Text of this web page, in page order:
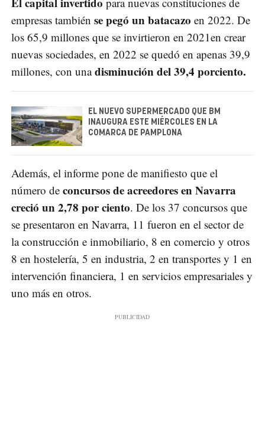
empresas también se pegó unbatacazo en 2022. De
los 65,9 millones que se invirtieron en 2021en crear
nuevas sociedades, en 2022 se quedó en apenas 39,9
millones, con unadisminución del 39,4 porciento.
EL NUEVO SUPERMERCADO QUE BM
INAUGURA ESTE MIÉRCOLES EN LA
COMARCA DE PAMPLONA
Además, el informe pone de manifiesto que el
número de concursos de acreedores en Navarra
creció un 2,78 por ciento. De los 37 concursos que
se presentaron en Navarra, 11 fueron en el sector de
la construcción e inmobiliario, 8 en comercio y otros
8 en hostelería, 5 en industria, 2 en transportes y 1 en
intervención financiera, 1 en servicios empresariales y
uno más en otros.